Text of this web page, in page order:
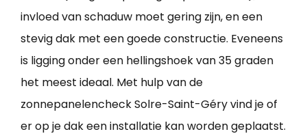
invloed van schaduw moet gering zijn, en een
stevig dak met een goede constructie. Eveneens
is ligging onder een hellingshoek van 35 graden
het meest ideaal. Met hulp van de
zonnepanelencheck Solre-Saint-Géry vind je of
er op je dak een installatie kan worden geplaatst.